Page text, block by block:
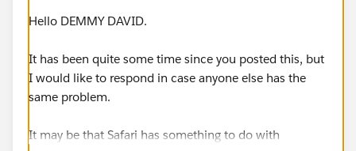
Hello DEMMY DAVID.
It has been quite some time since you posted this, but
I would like to respond in case anyone else has the
same problem.
It may be that Safari has something to do with